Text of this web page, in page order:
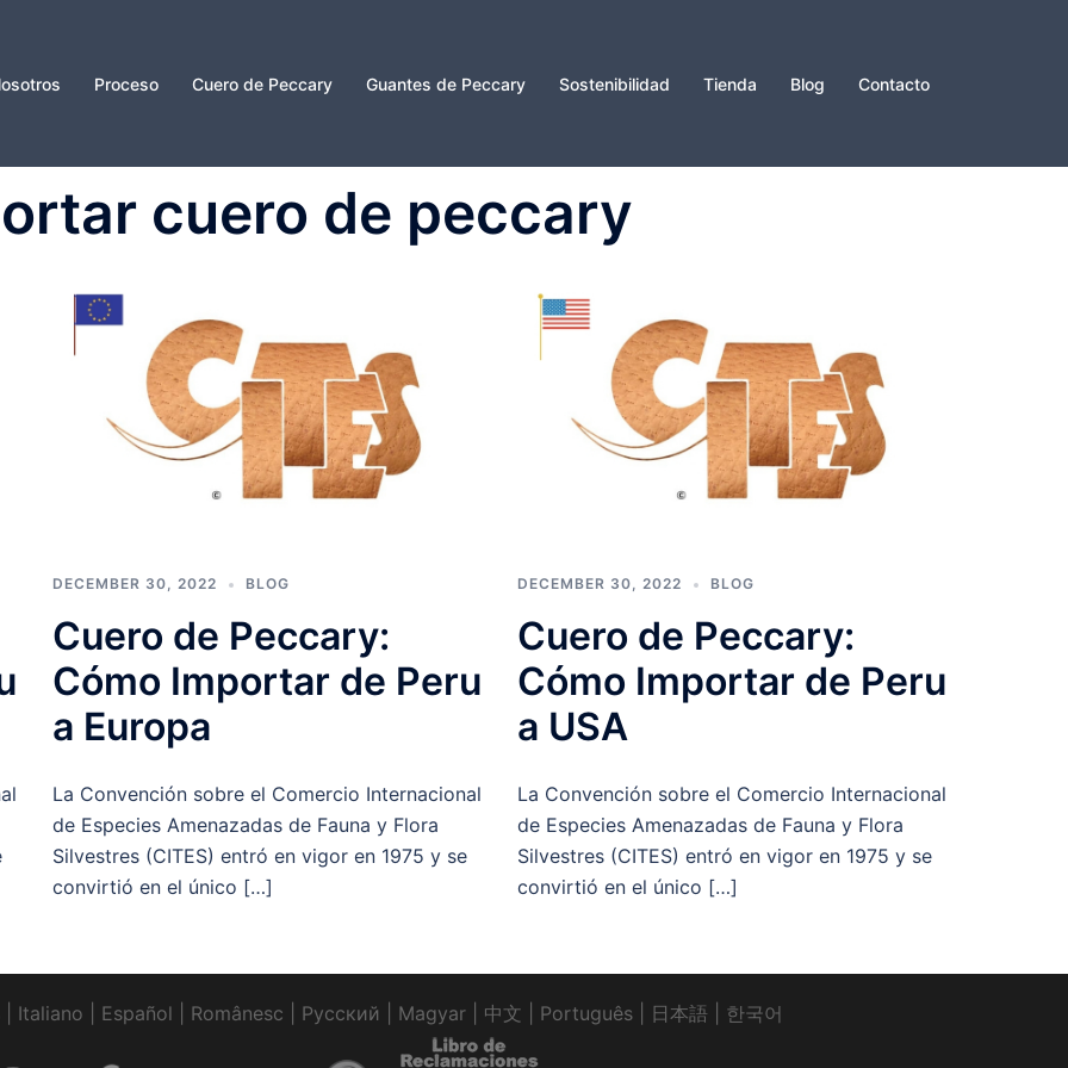
Proceso Cuero de Peccary Guantes de Peccary Sostenibilidad Tienda Blog Contacto
cuero de peccary
DECEMBER 30, 2022 BLOG
Cuero de Peccary:
Cómo Importar de Peru
a Europa
La Convención sobre el Comercio Internacional
de Especies Amenazadas de Fauna y Flora
Silvestres (CITES) entró en vigor en 1975 y se
convirtió en el único […]
DECEMBER 30, 2022 BLOG
Cuero de Peccary:
Cómo Importar de Peru
a USA
La Convención sobre el Comercio Internacional
de Especies Amenazadas de Fauna y Flora
Silvestres (CITES) entró en vigor en 1975 y se
convirtió en el único […]
Italiano Español Românesc Pусский Magyar 中文 Português 日本語 한국어